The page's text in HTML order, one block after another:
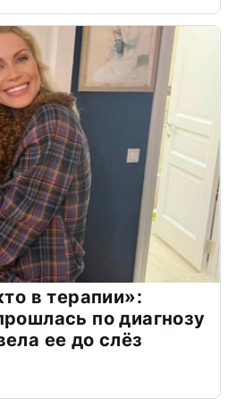
в терапии»:
по диагнозу
ее до слёз